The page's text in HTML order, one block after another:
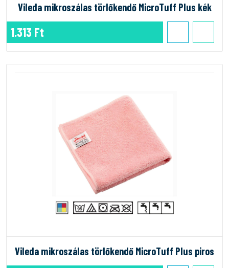
Vileda mikroszálas törlőkendő MicroTuff Plus kék
1.313 Ft
Vileda mikroszálas törlőkendő MicroTuff Plus piros